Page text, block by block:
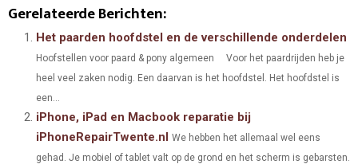
R
O
T
W
T
A
R
O
C
E
O
R
O
N
T
R
R
N
K
A
R
A
I
Gerelateerde Berichten:
Het paarden hoofdstel en de verschillende onderdelen
Hoofstellen voor paard & pony algemeen Voor het paardrijden heb je
heel veel zaken nodig. Een daarvan is het hoofdstel. Het hoofdstel is
een...
iPhone, iPad en Macbook reparatie bij
iPhoneRepairTwente.nl We hebben het allemaal wel eens
gehad. Je mobiel of tablet valt op de grond en het scherm is gebarsten.